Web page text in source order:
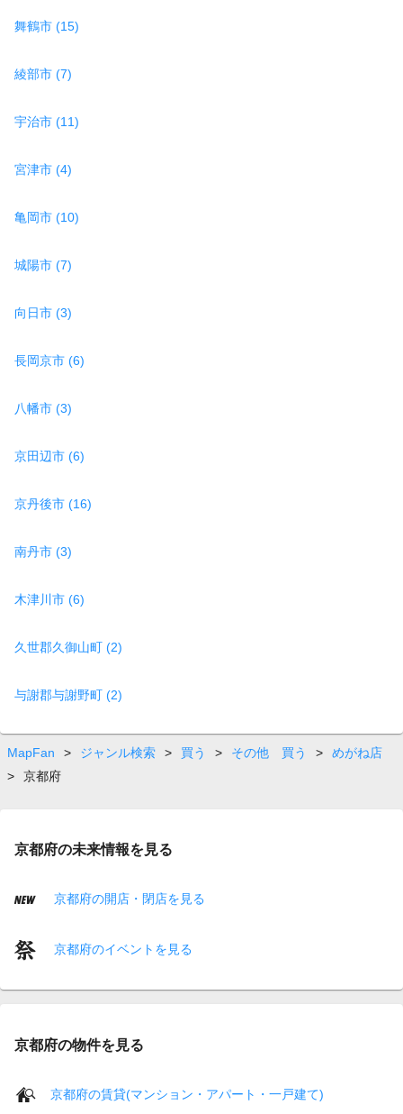
舞鶴市 (15)
綾部市 (7)
宇治市 (11)
宮津市 (4)
亀岡市 (10)
城陽市 (7)
向日市 (3)
長岡京市 (6)
八幡市 (3)
京田辺市 (6)
京丹後市 (16)
南丹市 (3)
木津川市 (6)
久世郡久御山町 (2)
与謝郡与謝野町 (2)
MapFan > ジャンル検索 > 買う > その他 買う >
めがね店
>
京都府
京都府の未来情報を見る
京都府の開店・閉店を見る
京都府のイベントを見る
京都府の物件を見る
京都府の賃貸(マンション・アパート・一戸建て)